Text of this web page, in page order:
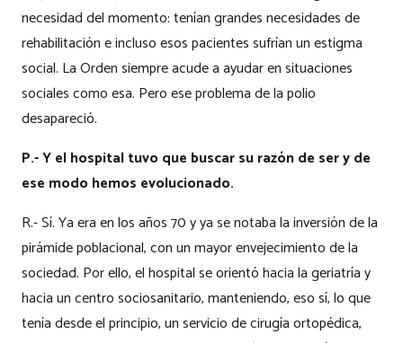
necesidad del momento: tenían grandes necesidades de
rehabilitación e incluso esos pacientes sufrían un estigma
social. La Orden siempre acude a ayudar en situaciones
sociales como esa. Pero ese problema de la polio
desapareció.
P.- Y el hospital tuvo que buscar su razón de ser y de
ese modo hemos evolucionado.
R.- Sí. Ya era en los años 70 y ya se notaba la inversión de la
pirámide poblacional, con un mayor envejecimiento de la
sociedad. Por ello, el hospital se orientó hacia la geriatría y
hacia un centro sociosanitario, manteniendo, eso sí, lo que
tenía desde el principio, un servicio de cirugía ortopédica,